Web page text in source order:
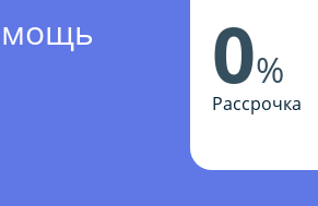
0%
Рассрочка